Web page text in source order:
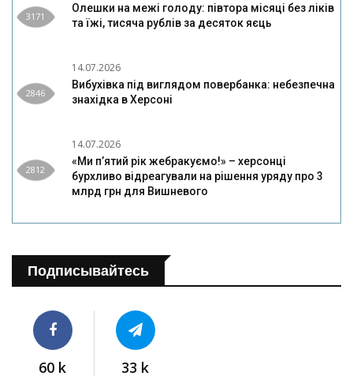
3171
Олешки на межі голоду: півтора місяці без ліків
та їжі, тисяча рублів за десяток яєць
2846
14.07.2026
Вибухівка під виглядом повербанка: небезпечна
знахідка в Херсоні
2812
14.07.2026
«Ми п’ятий рік жебракуємо!» – херсонці
бурхливо відреагували на рішення уряду про 3
млрд грн для Вишневого
Подписывайтесь
60 k 33 k